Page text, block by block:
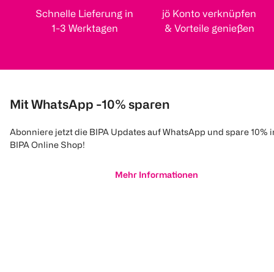
Schnelle Lieferung in
1-3 Werktagen
jö Konto verknüpfen
& Vorteile genießen
Mit WhatsApp -10% sparen
Abonniere jetzt die BIPA Updates auf WhatsApp und spare 10%
BIPA Online Shop!
Mehr Informationen